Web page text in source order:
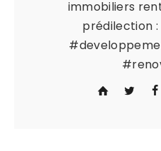
immobiliers
prédilection